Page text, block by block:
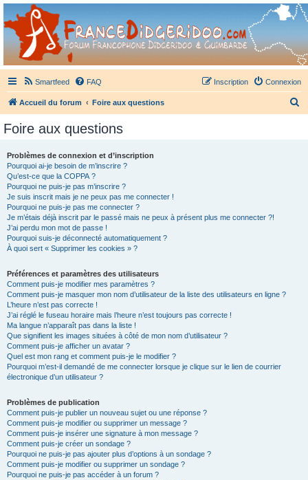
France Didgeridoo
Didgeridoo et Guimbarde sur France Didgeridoo - retrouvez la communauté.
Smartfeed FAQ Connexion
Inscription
Accueil du forum Foire aux questions
Foire aux questions
Problèmes de connexion et d’inscription
Pourquoi ai-je besoin de m’inscrire ?
Qu’est-ce que la COPPA ?
Pourquoi ne puis-je pas m’inscrire ?
Je suis inscrit mais je ne peux pas me connecter !
Pourquoi ne puis-je pas me connecter ?
Je m’étais déjà inscrit par le passé mais ne peux à présent plus me connecter ?!
J’ai perdu mon mot de passe !
Pourquoi suis-je déconnecté automatiquement ?
À quoi sert « Supprimer les cookies » ?
Préférences et paramètres des utilisateurs
Comment puis-je modifier mes paramètres ?
Comment puis-je masquer mon nom d’utilisateur de la liste des utilisateurs en ligne ?
L’heure n’est pas correcte !
J’ai réglé le fuseau horaire mais l’heure n’est toujours pas correcte !
Ma langue n’apparaît pas dans la liste !
Que signifient les images situées à côté de mon nom d’utilisateur ?
Comment puis-je afficher un avatar ?
Quel est mon rang et comment puis-je le modifier ?
Pourquoi m’est-il demandé de me connecter lorsque je clique sur le lien de courrier
électronique d’un utilisateur ?
Problèmes de publication
Comment puis-je publier un nouveau sujet ou une réponse ?
Comment puis-je modifier ou supprimer un message ?
Comment puis-je insérer une signature à mon message ?
Comment puis-je créer un sondage ?
Pourquoi ne puis-je pas ajouter plus d’options à un sondage ?
Comment puis-je modifier ou supprimer un sondage ?
Pourquoi ne puis-je pas accéder à un forum ?